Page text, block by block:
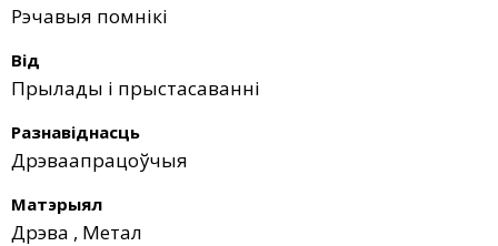
Рэчавыя помнікі
Від
Прылады і прыстасаванні
Разнавіднасць
Дрэваапрацоўчыя
Матэрыял
Дрэва , Метал